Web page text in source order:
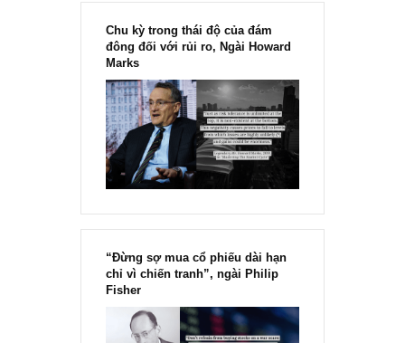
Chu kỳ trong thái độ của đám
đông đối với rủi ro, Ngài Howard
Marks